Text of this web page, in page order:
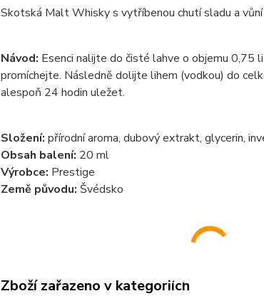
Skotská Malt Whisky s vytříbenou chutí sladu a
Návod: Esenci nalijte do čisté lahve o objemu
promíchejte. Následně dolijte lihem (vodkou) do
alespoň 24 hodin uležet.
Složení: přírodní aroma, dubový extrakt, glycerin,
Obsah balení: 20 ml
Výrobce: Prestige
Země původu: Švédsko
Zboží zařazeno v kategoriích